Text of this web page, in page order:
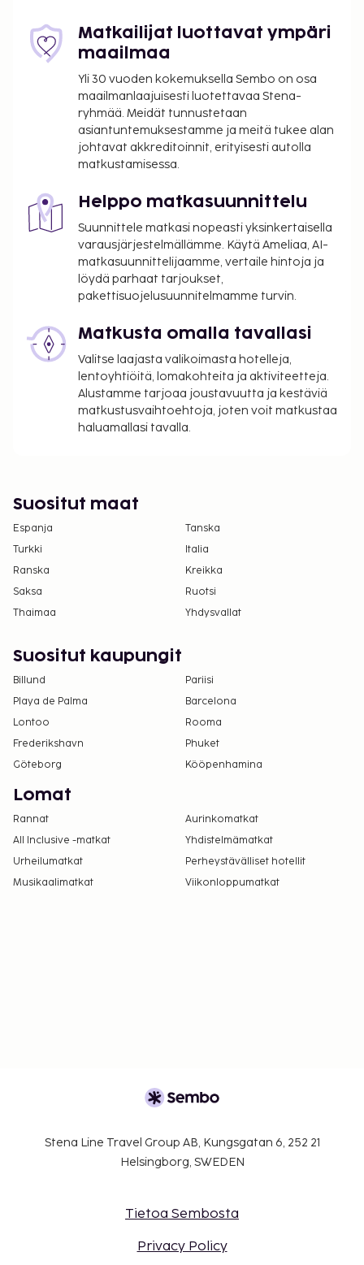
välipalabaarin/delin.
Majoituspaikka veloittaa seuraavat paikan päällä
suoritettavat maksut. Maksuihin saattaa sisältyä
Takuumaksu vaurioiden varalle: 150 EUR per
yöpyminen
Kaupungin perimä vero: 2.06 EUR per henkilö
per yö korkeintaan 60 yöstä.
ilmoittamat maksut.
Lentokenttäkuljetusmaksu: 30 EUR per
ajoneuvo (korkeintaan 4 henkilöä)
Pysäköintimaksu lähistöllä sijaitsevalla
pysäköintialueella: 25 EUR per päivä(250 metrin
Lemmikkitakuumaksu: 100 EUR per yöpyminen
Lemmikkimaksu: 30 EUR per lemmikki
(vaihtelee yöpymisen keston mukaan)
Avustajaeläimistä ei veloiteta lisämaksuja
Yllä oleva luettelo ei ehkä kata kaikkea. Maksut ja
mobiililaitteella.
Matkailijat luottavat ympäri
maailmaa
Yli 30 vuoden kokemuksella Sembo on osa
maailmanlaajuisesti luotettavaa Stena-
ryhmää. Meidät tunnustetaan
asiantuntemuksestamme ja meitä tukee alan
johtavat akkreditoinnit, erityisesti autolla
matkustamisessa.
Helppo matkasuunnittelu
Suunnittele matkasi nopeasti yksinkertaisella
varausjärjestelmällämme. Käytä Ameliaa, AI-
matkasuunnittelijaamme, vertaile hintoja ja
löydä parhaat tarjoukset,
pakettisuojelusuunnitelmamme turvin.
Matkusta omalla tavallasi
Valitse laajasta valikoimasta hotelleja,
lentoyhtiöitä, lomakohteita ja aktiviteetteja.
Alustamme tarjoaa joustavuutta ja kestäviä
matkustusvaihtoehtoja, joten voit matkustaa
haluamallasi tavalla.
Suositut maat
Espanja
Tanska
Turkki
Italia
Ranska
Kreikka
Saksa
Ruotsi
Thaimaa
Yhdysvallat
Suositut kaupungit
Billund
Pariisi
Playa de Palma
Barcelona
Lontoo
Rooma
Frederikshavn
Phuket
Göteborg
Kööpenhamina
Lomat
Rannat
Aurinkomatkat
All Inclusive -matkat
Yhdistelmämatkat
Urheilumatkat
Perheystävälliset hotellit
Musikaalimatkat
Viikonloppumatkat
Stena Line Travel Group AB, Kungsgatan 6, 252 21
Helsingborg, SWEDEN
Tietoa Sembosta
Privacy Policy